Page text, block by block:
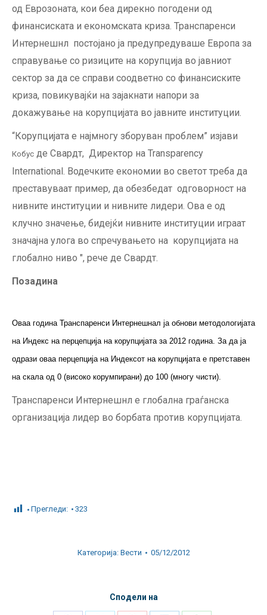
од Еврозоната, кои беа дирекно погодени од
финансиската и економската криза. Транспаренси
Интернешнл постојано ја предупредуваше Европа за
справување со ризиците на корупција во јавниот
сектор за да се справи соодветно со финансиските
криза, повикувајќи на зајакнати напори за
докажување на корупцијата во јавните институции.
“Корупцијата е најмногу зборуван проблем” изјави
Кобус де Свардт, Директор на Transparency
International. Водечките економии во светот треба да
преставуваат пример, да обезбедат одговорност на
нивните институции и нивните лидери. Ова е од
клучно значење, бидејќи нивните институции играат
значајна улога во спречувањето на корупцијата на
глобално ниво ", рече де Свардт.
Позадина
Оваа година Транспаренси Интернешнал ја обнови методологијата
на Индекс на перцепција на корупцијата за 2012 година. За да ја
одрази оваа перцепција на Индексот на корупцијата е претставен
на скала од 0 (високо корумпирани) до 100 (многу чисти).
Транспаренси Интернешнл е глобална граѓанска
организација лидер во борбата против корупцијата.
Прегледи: 323
Категорија: Вести 05/12/2012
Сподели на